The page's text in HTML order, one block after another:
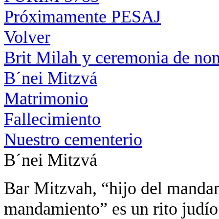
Próximamente PESAJ
Volver
Brit Milah y ceremonia de
B´nei Mitzvá
Matrimonio
Fallecimiento
Nuestro cementerio
B´nei Mitzvá
Bar Mitzvah, “hijo del
mandamiento” es un rito